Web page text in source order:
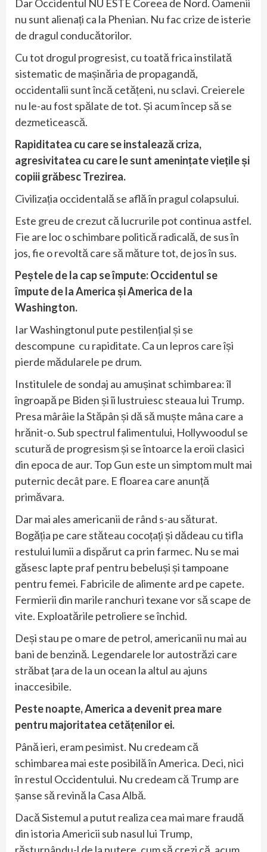
Dar Occidentul NU ESTE Coreea de Nord. Oamenii
nu sunt alienați ca la Phenian. Nu fac crize de isterie
de dragul conducătorilor.
Cu tot drogul progresist, cu toată frica instilată
sistematic de mașinăria de propagandă,
occidentalii sunt încă cetățeni, nu sclavi. Creierele
nu le-au fost spălate de tot. Și acum încep să se
dezmeticească.
Rapiditatea cu care se instalează criza,
agresivitatea cu care le sunt amenințate viețile și
copiii grăbesc Trezirea.
Civilizația occidentală se află în pragul colapsului.
Este greu de crezut că lucrurile pot continua astfel.
Fie are loc o schimbare politică radicală, de sus în
jos, fie o revoltă care să măture tot, de jos în sus.
Peștele de la cap se împute: Occidentul se
împute de la America și America de la
Washington.
Iar Washingtonul pute pestilențial și se
descompune cu rapiditate. Ca un lepros care își
pierde mădularele pe drum.
Institulele de sondaj au amușinat schimbarea: îl
îngroapă pe Biden și îi lustruiesc steaua lui Trump.
Presa mârâie la Stăpân și dă să muște mâna care a
hrănit-o. Sub spectrul falimentului, Hollywoodul se
scutură de progresism și se întoarce la eroii clasici
din epoca de aur. Top Gun este un simptom mult mai
puternic decât pare. E floarea care anunță
primăvara.
Dar mai ales americanii de rând s-au săturat.
Bogăția pe care stăteau cocoțați și dădeau cu tifla
restului lumii a dispărut ca prin farmec. Nu se mai
găsesc lapte praf pentru bebeluși și tampoane
pentru femei. Fabricile de alimente ard pe capete.
Fermierii din marile ranchuri texane vor să scape de
vite. Exploatările petroliere se închid.
Deși stau pe o mare de petrol, americanii nu mai au
bani de benzină. Legendarele lor autostrăzi care
străbat țara de la un ocean la altul au ajuns
inaccesibile.
Peste noapte, America a devenit prea mare
pentru majoritatea cetățenilor ei.
Până ieri, eram pesimist. Nu credeam că
schimbarea mai este posibilă în America. Deci, nici
în restul Occidentului. Nu credeam că Trump are
șanse să revină la Casa Albă.
Dacă Sistemul a putut realiza cea mai mare fraudă
din istoria Americii sub nasul lui Trump,